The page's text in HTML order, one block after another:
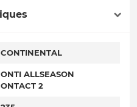
CONTINENTAL
ALLSEASON
2